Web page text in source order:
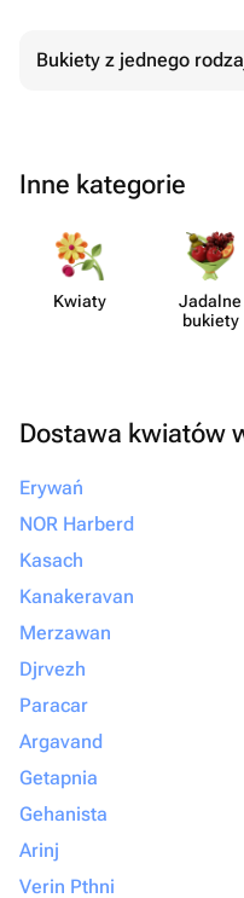
Bukiety z jednego
Inne kategorie
Kwiaty
Jadalne
bukiety
Dostawa kwiatów
Erywań
NOR Harberd
Kasach
Kanakeravan
Merzawan
Djrvezh
Paracar
Argavand
Getapnia
Gehanista
Arinj
Verin Pthni